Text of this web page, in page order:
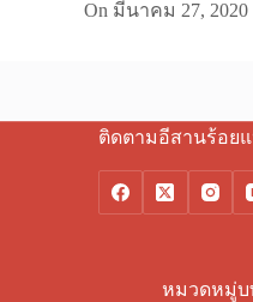
On มีนาคม 27, 2020
ติดตามอีสานร้อย
หมวดหมู่บ